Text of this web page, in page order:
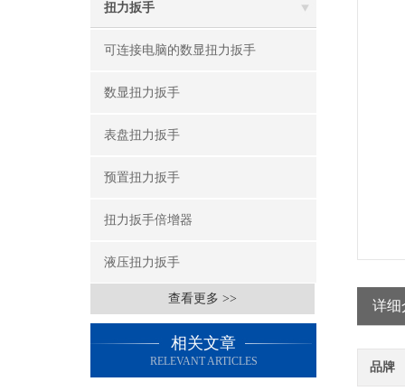
扭力扳手
可连接电脑的数显扭力扳手
数显扭力扳手
表盘扭力扳手
预置扭力扳手
扭力扳手倍增器
液压扭力扳手
查看更多 >>
相关文章
RELEVANT ARTICLES
详细
品牌